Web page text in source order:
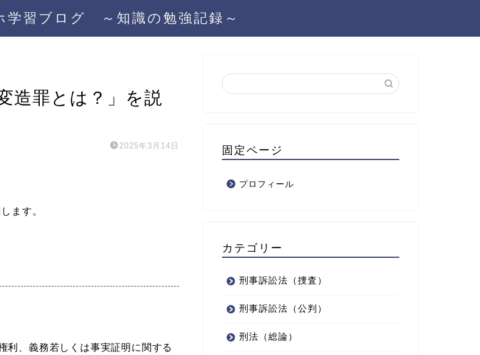
学習ブログ ～知識の勉強記録～
造罪とは？」を説
2025年3月14日
ます。
、義務若しくは事実証明に関する
固定ページ
プロフィール
カテゴリー
刑事訴訟法（捜査）
刑事訴訟法（公判）
刑法（総論）